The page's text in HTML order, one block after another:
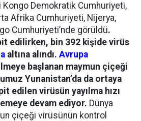
Demokratik Cumhuriyeti,
Afrika Cumhuriyeti, Nijerya,
Cumhuriyeti’nde görüldü.
edilirken, bin 392 kişide virüs
altına alındı. Avrupa
başlanan maymun çiçeği
Yunanistan’da da ortaya
edilen virüsün yayılma hızı
devam ediyor. Dünya
çiçeği virüsünün kontrol